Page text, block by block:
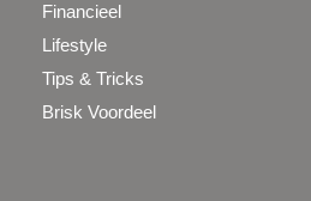
Financieel
Lifestyle
Tips & Tricks
Brisk Voordeel